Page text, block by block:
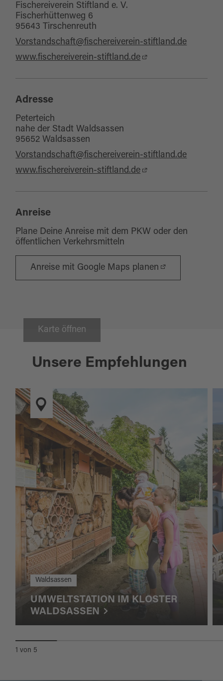
Fischereiverein Stiftland e. V.
Fischerhüttenweg 6
95643 Tirschenreuth
Vorstandschaft@fischereiverein-stiftland.de
www.fischereiverein-stiftland.de
Adresse
Peterteich
nahe der Stadt Waldsassen
95652 Waldsassen
Vorstandschaft@fischereiverein-stiftland.de
www.fischereiverein-stiftland.de
Anreise
Plane Deine Anreise mit dem PKW oder den
öffentlichen Verkehrsmitteln
Anreise mit Google Maps planen
Karte öffnen
Unsere Empfehlungen
Waldsassen
UMWELTSTATION IM KLOSTER
WALDSASSEN
1 von 5